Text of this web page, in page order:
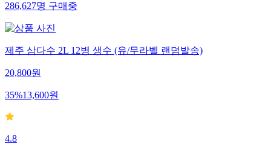
286,627명 구매중
제주 삼다수 2L 12병 생수 (유/무라벨 랜덤발송)
20,800원
35%13,600원
4.8